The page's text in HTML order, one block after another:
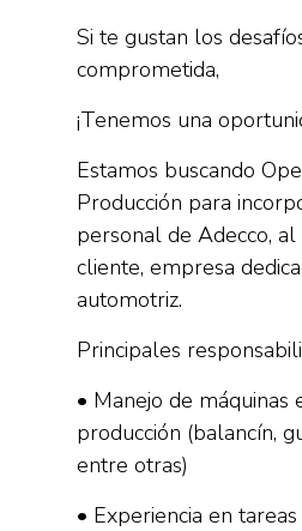
Si te gustan los
comprometida,
¡Tenemos una
Estamos buscando
Producción para
personal de Adecco,
cliente, empresa
automotriz.
Principales
• Manejo de máquinas
producción (balancín,
entre otras)
• Experiencia en